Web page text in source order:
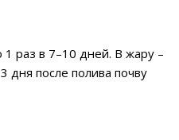
раз в 7–10 дней. В жару –
дня после полива почву